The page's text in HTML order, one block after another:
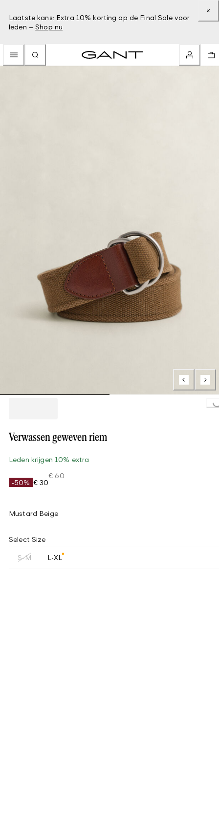
Laatste kans: Extra 10% korting op de Final Sale voor
leden – Shop nu
Verwassen geweven riem
Leden krijgen 10% extra
-50% € 30
€ 60
Mustard Beige
Select Size
S-M L-XL